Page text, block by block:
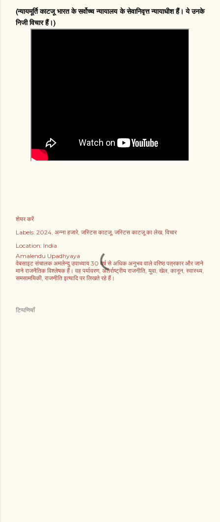
(न्यायमूर्ति काटजू भारत के सर्वोच्च न्यायालय के सेवानिवृत्त न्यायाधीश हैं। ये उनके
निजी विचार हैं।)
शेयर करें
Labels: 2024 अन्ना हजारे जस्टिस काटजू जस्टिस काटजू का लेख विचार
Location: India
Amalendu Upadhyaya
वेबसाइट संचालक अमलेन्दु उपाध्याय 30 वर्ष से अधिक अनुभव वाले वरिष्ठ पत्रकार और जाने
माने राजनैतिक विश्लेषक हैं। वह पर्यावरण, अंतर्राष्ट्रीय राजनीति, युवा, खेल, कानून, स्वास्थ्य,
समसामयिकी, राजनीति इत्यादि पर लिखते रहे हैं।
टिप्पणियाँ